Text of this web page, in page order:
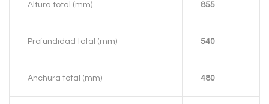
Altura total (mm) 855
Profundidad total (mm) 540
Anchura total (mm) 480